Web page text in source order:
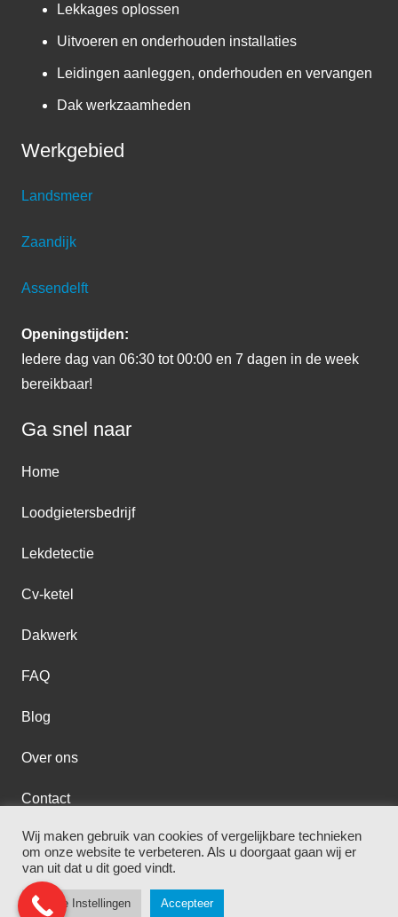
Lekkages oplossen
Uitvoeren en onderhouden installaties
Leidingen aanleggen, onderhouden en vervangen
Dak werkzaamheden
Werkgebied
Landsmeer
Zaandijk
Assendelft
Openingstijden:
Iedere dag van 06:30 tot 00:00 en 7 dagen in de week
bereikbaar!
Ga snel naar
Home
Loodgietersbedrijf
Lekdetectie
Cv-ketel
Dakwerk
FAQ
Blog
Over ons
Contact
Loodgieter Zaandam–Disclaimer Privacybeleid
© Copyright2026
Wij maken gebruik van cookies of vergelijkbare technieken
om onze website te verbeteren. Als u doorgaat gaan wij er
van uit dat u dit goed vindt.
Cookie Instellingen Accepteer